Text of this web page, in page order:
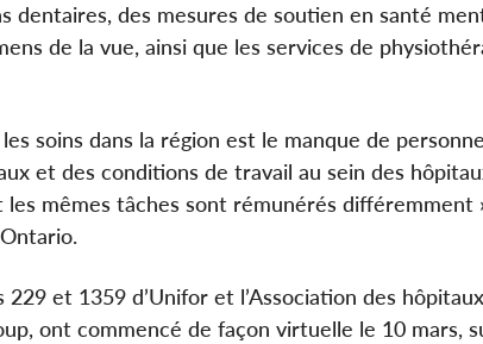
des mesures de soutien en santé
de la vue, ainsi que les services de
soins dans la région est le manque de
et des conditions de travail au sein des
mêmes tâches sont rémunérés différemment
et 1359 d’Unifor et l’Association des
ont commencé de façon virtuelle le 10 mars,